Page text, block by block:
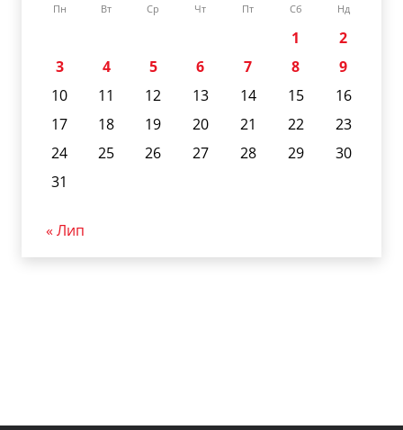
Пн Вт Ср Чт Пт Сб Нд
1
2
3
4 5 6 7 8
9
10
11 12 13 14 15
16
17
18 19 20 21 22
23
24
25 26 27 28 29
30
31
« Лип